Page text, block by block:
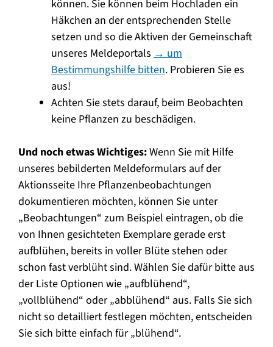
können. Sie können beim Hochladen ein
Häkchen an der entsprechenden Stelle
setzen und so die Aktiven der Gemeinschaft
unseres Meldeportals → um
Bestimmungshilfe bitten. Probieren Sie es
aus!
Achten Sie stets darauf, beim Beobachten
keine Pflanzen zu beschädigen.
Und noch etwas Wichtiges:Wenn Sie mit Hilfe
unseres bebilderten Meldeformulars auf der
Aktionsseite Ihre Pflanzenbeobachtungen
dokumentieren möchten, können Sie unter
„Beobachtungen“ zum Beispiel eintragen, ob die
von Ihnen gesichteten Exemplare gerade erst
aufblühen, bereits in voller Blüte stehen oder
schon fast verblüht sind. Wählen Sie dafür bitte aus
der Liste Optionen wie „aufblühend“,
„vollblühend“ oder „abblühend“ aus. Falls Sie sich
nicht so detailliert festlegen möchten, entscheiden
Sie sich bitte einfach für „blühend“.